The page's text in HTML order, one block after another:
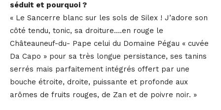
séduit et pourquoi ?
« Le Sancerre blanc sur les sols de Silex ! J’adore son
côté tendu, tonic, sa droiture….en rouge le
Châteauneuf-du- Pape celui du Domaine Pégau « cuvée
Da Capo » pour sa très longue persistance, ses tanins
serrés mais parfaitement intégrés offert par une
bouche étroite, droite, puissante et profonde aux
arômes de fruits rouges, de Zan et de poivre noir. »